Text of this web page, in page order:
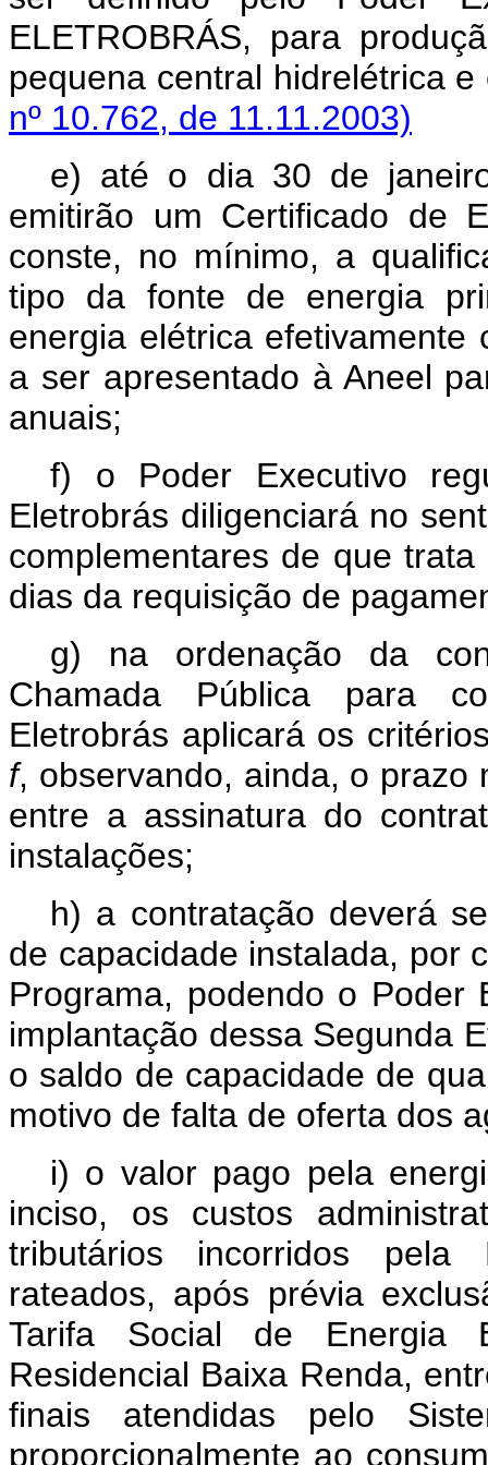
ELETROBRÁS, para
pequena central
nº 10.762, de 11.11.2003)
e) até o dia 30 de
emitirão um Certificado de
conste, no mínimo, a
tipo da fonte de energia
energia elétrica efetivamente
a ser apresentado à Aneel
anuais;
f) o Poder Executivo
Eletrobrás diligenciará no
complementares de que
dias da requisição de
g) na ordenação da
Chamada Pública para
Eletrobrás aplicará os
f, observando, ainda, o
entre a assinatura do
instalações;
h) a contratação deverá
de capacidade instalada, por
Programa, podendo o
implantação dessa Segunda
o saldo de capacidade de
motivo de falta de oferta dos
i) o valor pago pela
inciso, os custos
tributários incorridos pela
rateados, após prévia
Tarifa Social de Energia
Residencial Baixa Renda,
finais atendidas pelo
proporcionalmente ao